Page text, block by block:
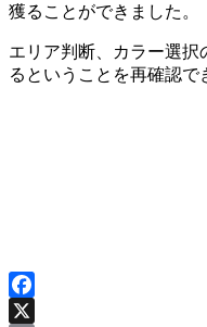
獲ることができました。
エリア判断、カラー選択
るということを再確認で
Facebook